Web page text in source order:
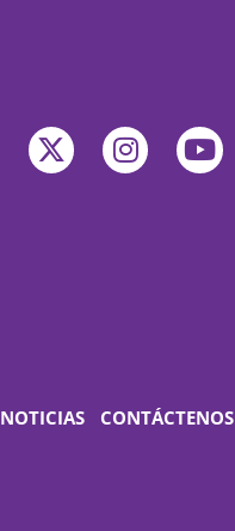
NOTICIAS CONTÁCTENOS